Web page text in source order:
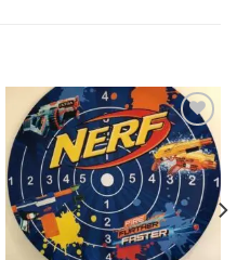
Add to
wishlist